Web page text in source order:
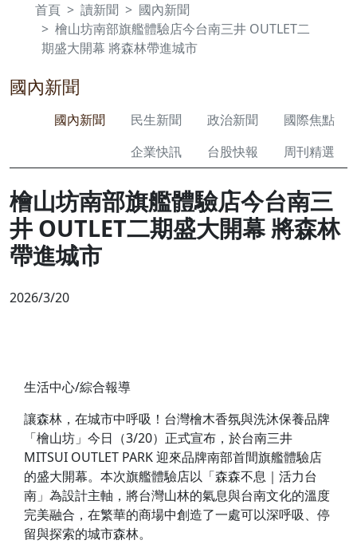
首頁 讀新聞
國內新聞
檜山坊南部旗艦體驗店今台南三井 OUTLET二
期盛大開幕 將森林帶進城市
國內新聞
國內新聞 民生新聞 政治新聞
國際焦點
企業快訊
台股快報 周刊精選
檜山坊南部旗艦體驗店今台南三
井 OUTLET二期盛大開幕 將森林
帶進城市
2026/3/20
生活中心/綜合報導
讓森林，在城市中呼吸！台灣檜木香氛與洗沐保養品牌
「檜山坊」今日（3/20）正式宣布，於台南三井
MITSUI OUTLET PARK 迎來品牌南部首間旗艦體驗店
的盛大開幕。本次旗艦體驗店以「森森不息｜活力台
南」為設計主軸，將台灣山林的氣息與台南文化的溫度
完美融合，在繁華的商場中創造了一處可以深呼吸、停
留與探索的城市森林。